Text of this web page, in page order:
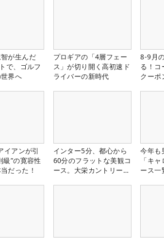
が生んだ
で、ゴルフ
界へ
プロギアの「4層フェー
ス」が切り開く高初速ド
ライバーの新時代
8-9月
る！コ
クーポ
イアンが引
級”の寛容性
だった！
インター5分、都心から
60分のフラットな美観コ
ース。大栄カントリー俱
今年も
「キ
ース一